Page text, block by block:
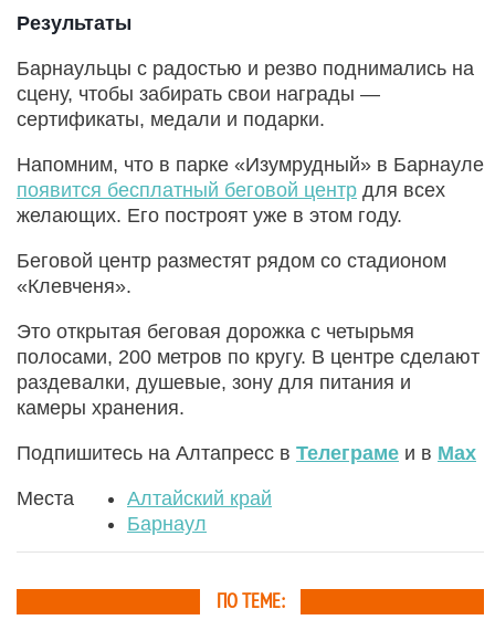
Результаты
Барнаульцы с радостью и резво поднимались на
сцену, чтобы забирать свои награды —
сертификаты, медали и подарки.
Напомним, что в парке «Изумрудный» в Барнауле
появится бесплатный беговой центр для всех
желающих. Его построят уже в этом году.
Беговой центр разместят рядом со стадионом
«Клевченя».
Это открытая беговая дорожка с четырьмя
полосами, 200 метров по кругу. В центре сделают
раздевалки, душевые, зону для питания и
камеры хранения.
Подпишитесь на Алтапресс в Телеграме и в Max
Места
Алтайский край
Барнаул
ПО ТЕМЕ: